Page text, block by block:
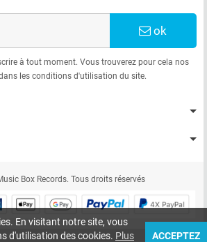
ok
à tout moment. Vous trouverez pour cela nos
les conditions d'utilisation du site.
Box Records. Tous droits réservés
En visitant notre site, vous
d'utilisation des cookies. Plus ACCEPTEZ